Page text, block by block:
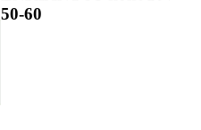
50-60